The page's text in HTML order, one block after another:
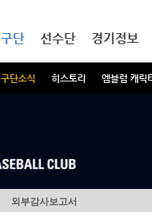
구단
구단소식 히스토리 엠블럼 캐릭
선수단 경기정보
외부감사보고서